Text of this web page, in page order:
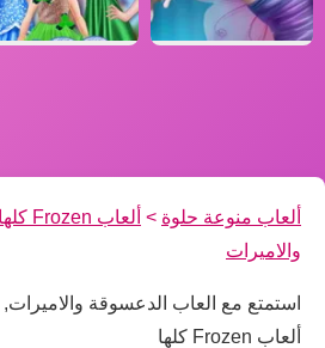
ألعاب منوعة حلوة > ألعاب Frozen كلها
والاميرات
استمتع مع العاب الدعسوقة
ألعاب Frozen كلها